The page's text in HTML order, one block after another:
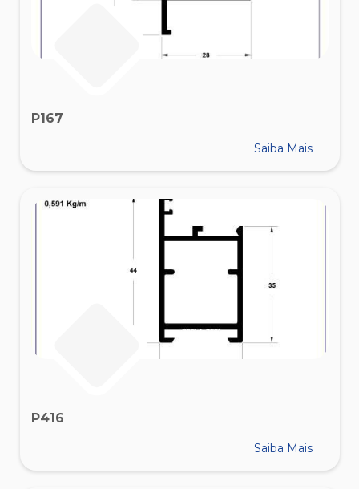
P167
Saiba Mais
P416
Saiba Mais